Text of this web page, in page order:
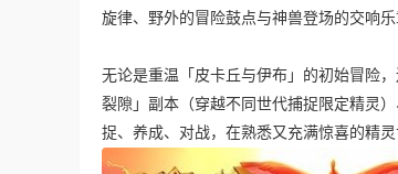
旋律、野外的冒险鼓点与神兽登场的交响
无论是重温「皮卡丘与伊布」的初始冒险
裂隙」副本（穿越不同世代捕捉限定精灵
捉、养成、对战，在熟悉又充满惊喜的精